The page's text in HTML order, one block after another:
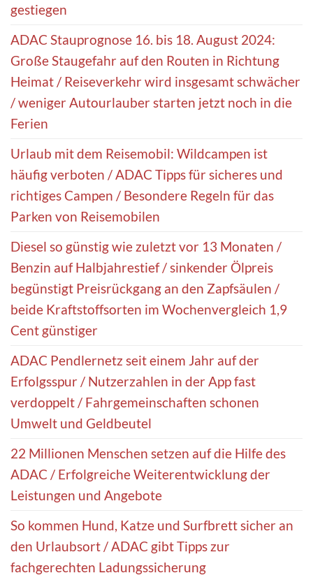
gestiegen
ADAC Stauprognose 16. bis 18. August 2024:
Große Staugefahr auf den Routen in Richtung
Heimat / Reiseverkehr wird insgesamt schwächer
/ weniger Autourlauber starten jetzt noch in die
Ferien
Urlaub mit dem Reisemobil: Wildcampen ist
häufig verboten / ADAC Tipps für sicheres und
richtiges Campen / Besondere Regeln für das
Parken von Reisemobilen
Diesel so günstig wie zuletzt vor 13 Monaten /
Benzin auf Halbjahrestief / sinkender Ölpreis
begünstigt Preisrückgang an den Zapfsäulen /
beide Kraftstoffsorten im Wochenvergleich 1,9
Cent günstiger
ADAC Pendlernetz seit einem Jahr auf der
Erfolgsspur / Nutzerzahlen in der App fast
verdoppelt / Fahrgemeinschaften schonen
Umwelt und Geldbeutel
22 Millionen Menschen setzen auf die Hilfe des
ADAC / Erfolgreiche Weiterentwicklung der
Leistungen und Angebote
So kommen Hund, Katze und Surfbrett sicher an
den Urlaubsort / ADAC gibt Tipps zur
fachgerechten Ladungssicherung